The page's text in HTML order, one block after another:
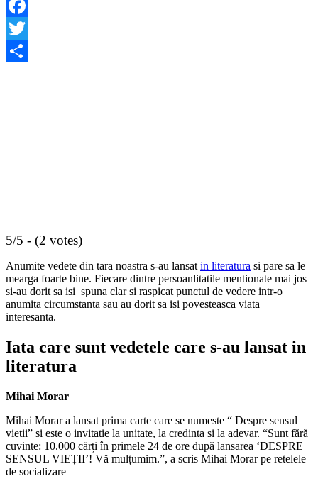
Facebook
Twitter
5/5 - (2 votes)
Anumite vedete din tara noastra s-au lansatin literatura si pare sa le
mearga foarte bine. Fiecare dintre persoanlitatile mentionate mai jos
si-au dorit sa isi spuna clar si raspicat punctul de vedere intr-o
anumita circumstanta sau au dorit sa isi povesteasca viata
interesanta.
Iata care sunt vedetele care s-au lansat in
literatura
Mihai Morar
Mihai Morar a lansat prima carte care se numeste “ Despre sensul
vietii” si este o invitatie la unitate, la credinta si la adevar. “Sunt fără
cuvinte: 10.000 cărți în primele 24 de ore după lansarea ‘DESPRE
SENSUL VIEȚII’! Vă mulțumim.”, a scris Mihai Morar pe retelele
de socializare